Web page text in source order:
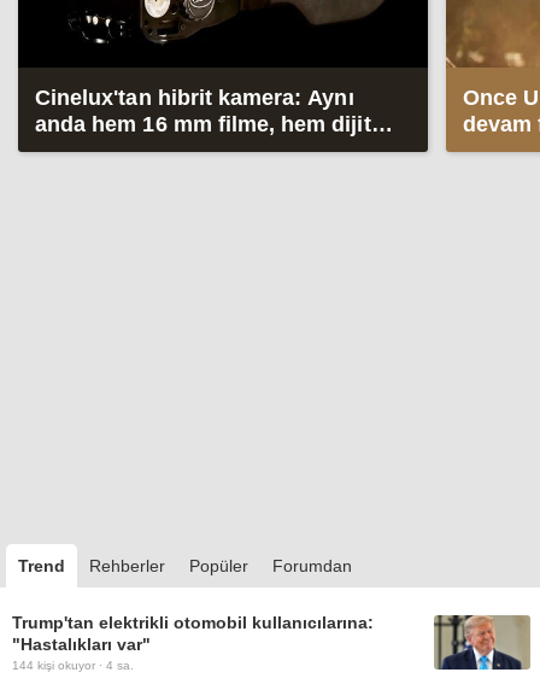
Cinelux'tan hibrit kamera: Aynı
anda hem 16 mm filme, hem dijital
çekim yapıyor
Once
devam
Trend Rehberler Popüler Forumdan
Trump'tan elektrikli otomobil kullanıcılarına:
"Hastalıkları var"
144 kişi okuyor · 4 sa.